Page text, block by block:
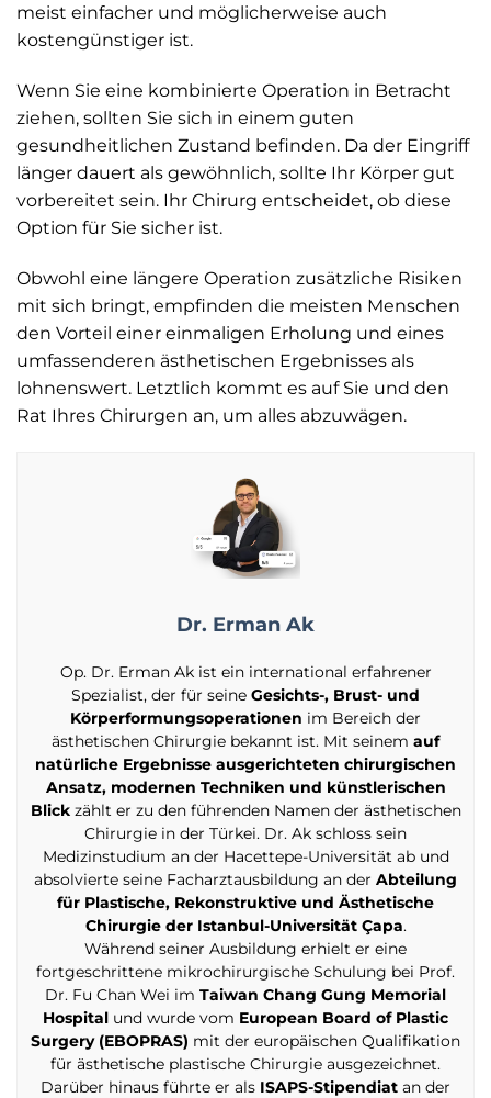
meist einfacher und möglicherweise auch
kostengünstiger ist.
Wenn Sie eine kombinierte Operation in Betracht
ziehen, sollten Sie sich in einem guten
gesundheitlichen Zustand befinden. Da der Eingriff
länger dauert als gewöhnlich, sollte Ihr Körper gut
vorbereitet sein. Ihr Chirurg entscheidet, ob diese
Option für Sie sicher ist.
Obwohl eine längere Operation zusätzliche Risiken
mit sich bringt, empfinden die meisten Menschen
den Vorteil einer einmaligen Erholung und eines
umfassenderen ästhetischen Ergebnisses als
lohnenswert. Letztlich kommt es auf Sie und den
Rat Ihres Chirurgen an, um alles abzuwägen.
Dr. Erman Ak
Op. Dr. Erman Ak ist ein international erfahrener
Spezialist, der für seine Gesichts-, Brust- und
Körperformungsoperationen im Bereich der
ästhetischen Chirurgie bekannt ist. Mit seinem auf
natürliche Ergebnisse ausgerichteten chirurgischen
Ansatz, modernen Techniken und künstlerischen
Blickzählt er zu den führenden Namen der ästhetischen
Chirurgie in der Türkei. Dr. Ak schloss sein
Medizinstudium an der Hacettepe-Universität ab und
absolvierte seine Facharztausbildung an der Abteilung
für Plastische, Rekonstruktive und Ästhetische
Chirurgie der Istanbul-Universität Çapa.
Während seiner Ausbildung erhielt er eine
fortgeschrittene mikrochirurgische Schulung bei Prof.
Dr. Fu Chan Wei im Taiwan Chang Gung Memorial
Hospital und wurde vom European Board of Plastic
Surgery (EBOPRAS) mit der europäischen Qualifikation
für ästhetische plastische Chirurgie ausgezeichnet.
Darüber hinaus führte er als ISAPS-Stipendiat an der